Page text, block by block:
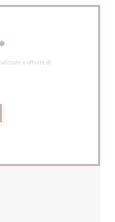
e offerte di